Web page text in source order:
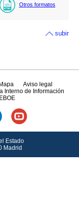
Otros formatos
subir
Aviso legal
Interno de Información
Estado
Madrid